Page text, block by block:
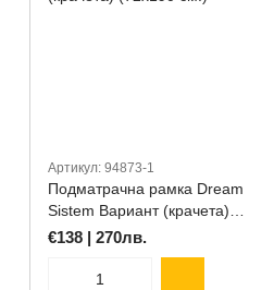
Артикул: 94873-1
Подматрачна рамка Dream
Sistem Вариант (крачета)
(72х190 см.)
€138 | 270лв.